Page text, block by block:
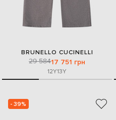
BRUNELLO CUCINELLI
29 58417 751 грн
12Y13Y
- 39%